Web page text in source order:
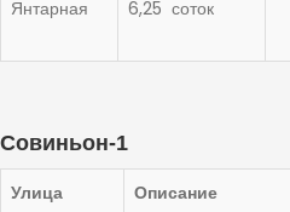
Янтарная 6,25 соток
Совиньон-1
Улица Описание